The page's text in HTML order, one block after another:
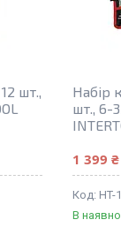
шт.,
Набір
шт., 6-
1 399 ₴
HT-
В